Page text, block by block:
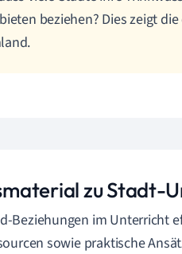
beziehen? Dies zeigt
zu Stadt-
Beziehungen im Unterricht
sowie praktische